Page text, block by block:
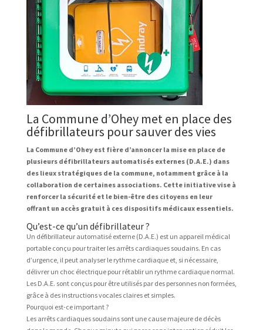
La Commune d’Ohey met en place des
défibrillateurs pour sauver des vies
La Commune d’Ohey est fière d’annoncer la mise en place de
plusieurs défibrillateurs automatisés externes (D.A.E.) dans
des lieux stratégiques de la commune, notamment grâce à la
collaboration de certaines associations. Cette initiative vise à
renforcer la sécurité et le bien-être des citoyens en leur
offrant un accès gratuit à ces dispositifs médicaux essentiels.
Qu’est-ce qu’un défibrillateur ?
Un défibrillateur automatisé externe (D.A.E.) est un appareil médical
portable conçu pour traiter les arrêts cardiaques soudains. En cas
d’urgence, il peut analyser le rythme cardiaque et, si nécessaire,
délivrer un choc électrique pour rétablir un rythme cardiaque normal.
Les D.A.E. sont conçus pour être utilisés par des personnes non formées,
grâce à des instructions vocales claires et simples.
Pourquoi est-ce important ?
Les arrêts cardiaques soudains sont une cause majeure de décès